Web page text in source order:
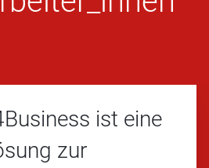
ist eine
zur